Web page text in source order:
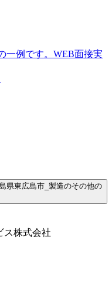
一例です。WEB面接実
県東広島市_製造のその他の
ス株式会社